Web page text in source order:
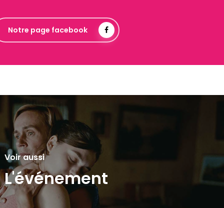
Notre page facebook
Voir aussi
L'événement